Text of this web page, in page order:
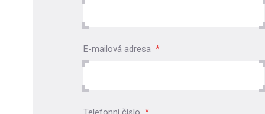
E-mailová adresa *